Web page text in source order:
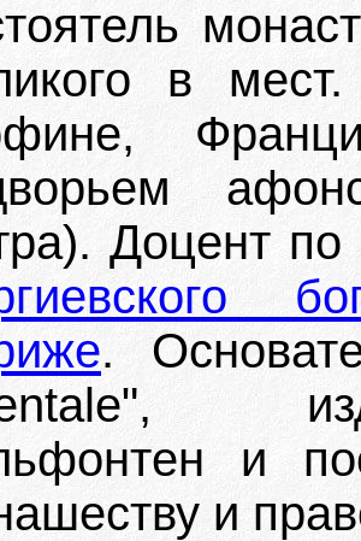
в
Доцент
.
и
и